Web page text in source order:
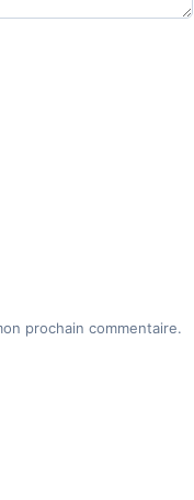
prochain commentaire.